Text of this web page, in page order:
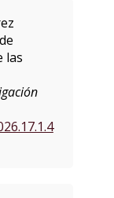
las